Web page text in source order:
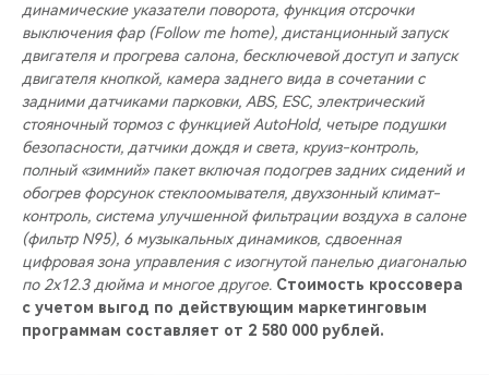
динамические указатели поворота, функция отсрочки
выключения фар (Follow me home), дистанционный запуск
двигателя и прогрева салона, бесключевой доступ и запуск
двигателя кнопкой, камера заднего вида в сочетании с
задними датчиками парковки, ABS, ESC, электрический
стояночный тормоз с функцией AutoHold, четыре подушки
безопасности, датчики дождя и света, круиз-контроль,
полный «зимний» пакет включая подогрев задних сидений и
обогрев форсунок стеклоомывателя, двухзонный климат-
контроль, система улучшенной фильтрации воздуха в салоне
(фильтр N95), 6 музыкальных динамиков, сдвоенная
цифровая зона управления с изогнутой панелью диагональю
по 2x12.3 дюйма и многое другое. Стоимость кроссовера
с учетом выгод по действующим маркетинговым
программам составляет от 2 580 000 рублей.